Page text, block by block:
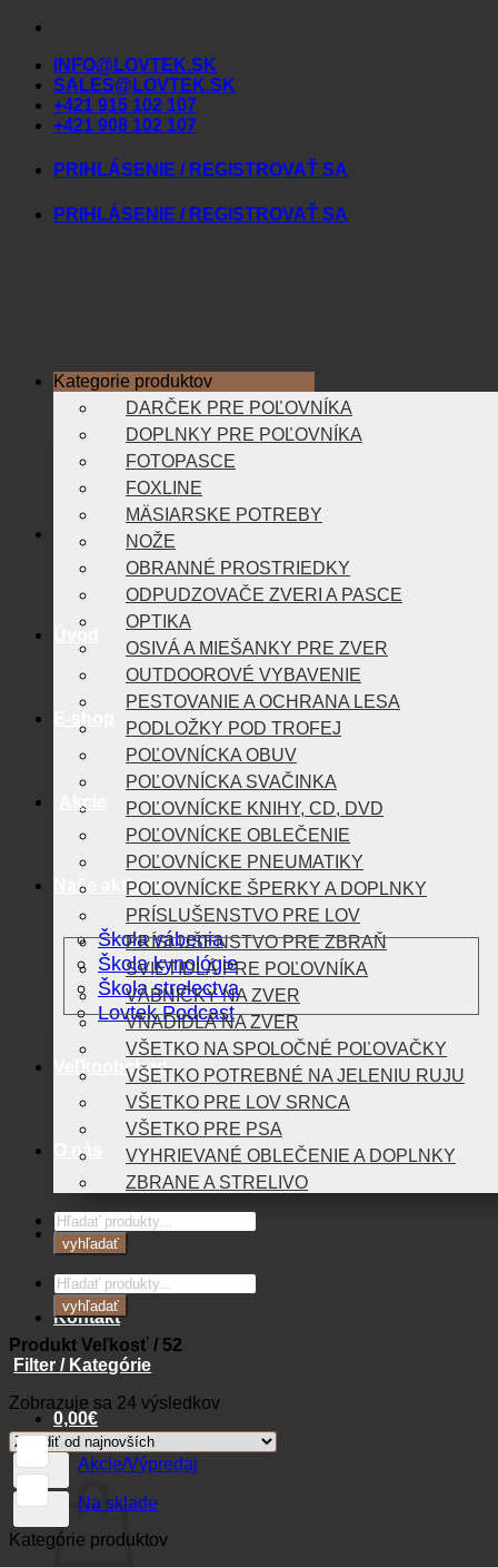
Skip
contentINFO@LOVTEK.SK
SALES@LOVTEK.SK
+421 915 102 107
+421 908 102 107
PRIHLÁSENIE / REGISTROVAŤ SA
PRIHLÁSENIE / REGISTROVAŤ SA
Akcie
Naše aktivity
Škola vábenia
Škola kynológie
Škola strelectva
Lovtek Podcast
Veľkoobchod
O nás
Blog
Kontakt
0,00€
Košík
Kategorie produktov
DARČEK PRE POĽOVNÍKA
DOPLNKY PRE POĽOVNÍKA
FOTOPASCE
FOXLINE
MÄSIARSKE POTREBY
NOŽE
OBRANNÉ PROSTRIEDKY
ODPUDZOVAČE ZVERI A PASCE
OPTIKA
OSIVÁ A MIEŠANKY PRE ZVER
OUTDOOROVÉ VYBAVENIE
PESTOVANIE A OCHRANA LESA
PODLOŽKY POD TROFEJ
POĽOVNÍCKA OBUV
POĽOVNÍCKA SVAČINKA
POĽOVNÍCKE KNIHY, CD, DVD
POĽOVNÍCKE OBLEČENIE
POĽOVNÍCKE PNEUMATIKY
POĽOVNÍCKE ŠPERKY A DOPLNKY
PRÍSLUŠENSTVO PRE LOV
PRÍSLUŠENSTVO PRE ZBRAŇ
SVIETIDLÁ PRE POĽOVNÍKA
VÁBNIČKY NA ZVER
VNADIDLÁ NA ZVER
VŠETKO NA SPOLOČNÉ POĽOVAČKY
VŠETKO POTREBNÉ NA JELENIU RUJU
VŠETKO PRE LOV SRNCA
VŠETKO PRE PSA
VYHRIEVANÉ OBLEČENIE A DOPLNKY
ZBRANE A STRELIVO
Products
search
vyhľadať
Products
search
vyhľadať
Produkt Veľkosť / 52
Filter / Kategórie
Zobrazuje sa 24 výsledkovZoradené
najnovších
Akcie/Výpredaj
Na sklade
Kategórie produktov